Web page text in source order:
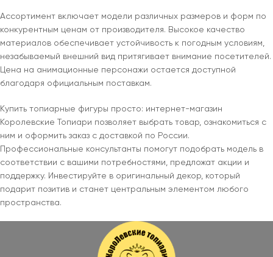
Ассортимент включает модели различных размеров и форм по
конкурентным ценам от производителя. Высокое качество
материалов обеспечивает устойчивость к погодным условиям,
незабываемый внешний вид притягивает внимание посетителей.
Цена на анимационные персонажи остается доступной
благодаря официальным поставкам.
Купить топиарные фигуры просто: интернет-магазин
Королевские Топиари позволяет выбрать товар, ознакомиться с
ним и оформить заказ с доставкой по России.
Профессиональные консультанты помогут подобрать модель в
соответствии с вашими потребностями, предложат акции и
поддержку. Инвестируйте в оригинальный декор, который
подарит позитив и станет центральным элементом любого
пространства.